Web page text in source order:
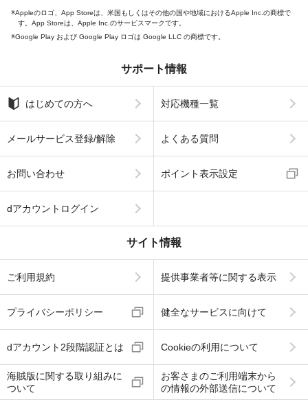
Appleのロゴ、App Storeは、米国もしくはその他の国や地域におけるApple Inc.の商標で
す。App Storeは、Apple Inc.のサービスマークです。
Google Play および Google Play ロゴは Google LLC の商標です。
サポート情報
はじめての方へ 対応機種一覧
メールサービス登録/解除 よくある質問
お問い合わせ ポイント表示設定
dアカウントログイン
サイト情報
ご利用規約 提供事業者等に関する表示
プライバシーポリシー 健全なサービスに向けて
dアカウント2段階認証とは Cookieの利用について
海賊版に関する取り組みに
ついて
お客さまのご利用端末から
の情報の外部送信について